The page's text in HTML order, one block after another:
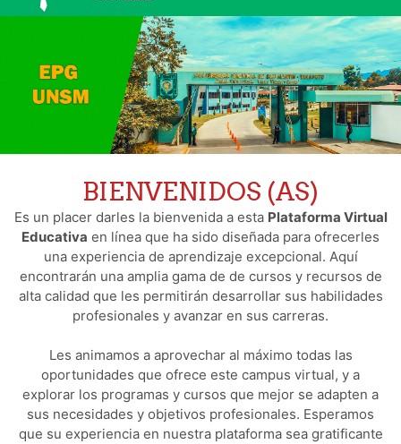
BIENVENIDOS (AS)
Es un placer darles la bienvenida a esta Plataforma Virtual
Educativa en línea que ha sido diseñada para ofrecerles
una experiencia de aprendizaje excepcional. Aquí
encontrarán una amplia gama de de cursos y recursos de
alta calidad que les permitirán desarrollar sus habilidades
profesionales y avanzar en sus carreras.
Les animamos a aprovechar al máximo todas las
oportunidades que ofrece este campus virtual, y a
explorar los programas y cursos que mejor se adapten a
sus necesidades y objetivos profesionales. Esperamos
que su experiencia en nuestra plataforma sea gratificante